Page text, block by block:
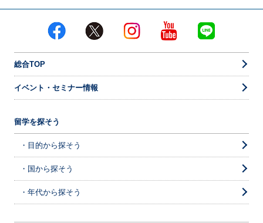
総合TOP
イベント・セミナー情報
留学を探そう
・目的から探そう
・国から探そう
・年代から探そう